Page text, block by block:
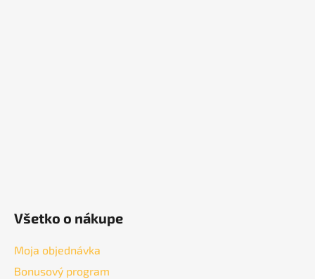
Všetko o nákupe
Moja objednávka
Bonusový program